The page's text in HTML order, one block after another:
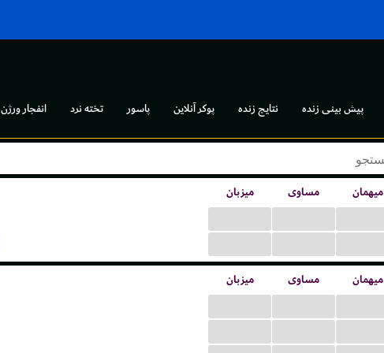
پیش بینی زنده نتایج زنده پوکر آنلاین پاسور تخته نرد انفجار ورژن ۱
میزبان مساوی میهمان
میزبان مساوی میهمان